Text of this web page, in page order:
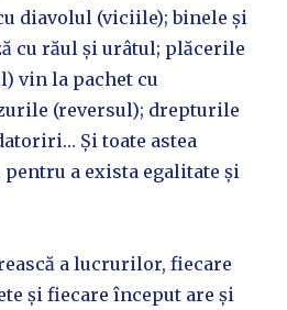
diavolul (viciile); binele și
cu răul și urâtul; plăcerile
vin la pachet cu
(reversul); drepturile
Și toate astea
a exista egalitate și
a lucrurilor, fiecare
și fiecare început are și